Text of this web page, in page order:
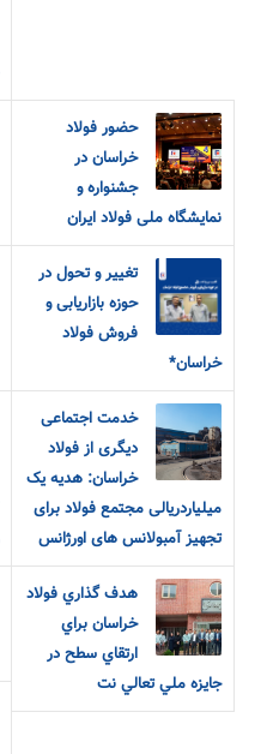
حضور فولاد
خراسان در
جشنواره و
نمایشگاه ملی فولاد ایران
تغییر و تحول در
حوزه بازاریابی و
فروش فولاد
خراسان*
خدمت اجتماعی
دیگری از فولاد
خراسان: هدیه یک
میلیاردریالی مجتمع فولاد برای
تجهیز آمبولانس های اورژانس
هدف گذاري فولاد
خراسان براي
جايزه ملي تعالي نت